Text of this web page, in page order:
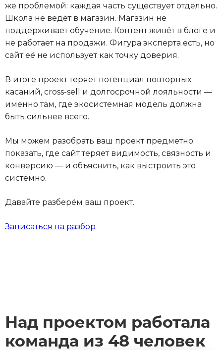
же проблемой: каждая часть существует отдельно.
Школа не ведёт в магазин. Магазин не
поддерживает обучение. Контент живёт в блоге и
не работает на продажи. Фигура эксперта есть, но
сайт её не использует как точку доверия.
В итоге проект теряет потенциал повторных
касаний, cross-sell и долгосрочной лояльности —
именно там, где экосистемная модель должна
быть сильнее всего.
Мы можем разобрать ваш проект предметно:
показать, где сайт теряет видимость, связность и
конверсию — и объяснить, как выстроить это
системно.
Давайте разберём ваш проект.
Записаться на разбор
Над проектом работала
команда из 48 человек